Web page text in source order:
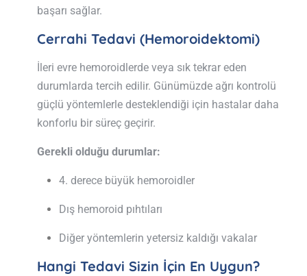
başarı sağlar.
Cerrahi Tedavi (Hemoroidektomi)
İleri evre hemoroidlerde veya sık tekrar eden
durumlarda tercih edilir. Günümüzde ağrı kontrolü
güçlü yöntemlerle desteklendiği için hastalar daha
konforlu bir süreç geçirir.
Gerekli olduğu durumlar:
4. derece büyük hemoroidler
Dış hemoroid pıhtıları
Diğer yöntemlerin yetersiz kaldığı vakalar
Hangi Tedavi Sizin İçin En Uygun?